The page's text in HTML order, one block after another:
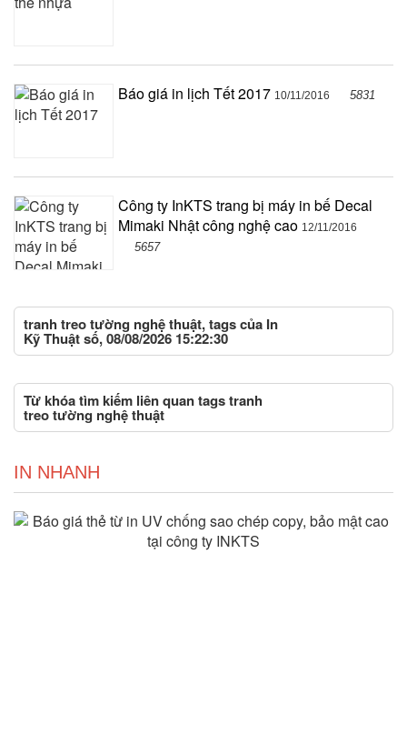
Báo giá in lịch Tết 2017 10/11/2016 5831
Công ty InKTS trang bị máy in bế Decal
Mimaki Nhật công nghệ cao 12/11/2016
5657
tranh treo tường nghệ thuật, tags của In
Kỹ Thuật số, 08/08/2026 15:22:30
Từ khóa tìm kiếm liên quan tags tranh
treo tường nghệ thuật
IN NHANH